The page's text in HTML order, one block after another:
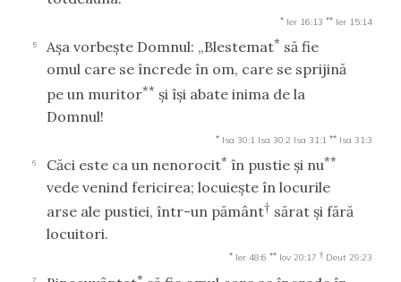
* Ier 16:13 ** Ier 15:14
5 Aşa vorbeşte Domnul: „Blestemat* să fie
omul care se încrede în om, care se sprijină
pe un muritor** şi îşi abate inima de la
Domnul!
* Isa 30:1 Isa 30:2 Isa 31:1 ** Isa 31:3
6 Căci este ca un nenorocit* în pustie şi nu**
vede venind fericirea; locuieşte în locurile
arse ale pustiei, într-un pământ† sărat şi fără
locuitori.
* Ier 48:6 ** Iov 20:17 † Deut 29:23
*